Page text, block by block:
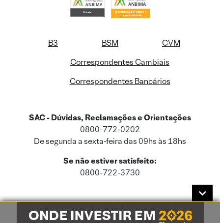
B3 BSM
CVM
Correspondentes Cambiais
Correspondentes Bancários
SAC - Dúvidas, Reclamações e Orientações
0800-772-0202
De segunda a sexta-feira das 09hs às 18hs
Se não estiver satisfeito:
0800-722-3730
Este site usa cookies e dados pessoais de acordo com a nossaPolítica de
Cookies
e a nossaPolítica de Privacidade.